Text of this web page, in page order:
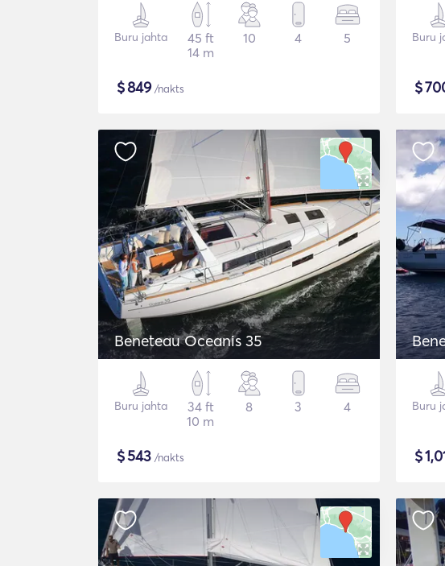
Buru jahta
45 ft
14 m
10 4 5
$849/nakts
Buru
$
Beneteau Oceanis 35
Buru jahta
34 ft
10 m
8 3 4
$543 /nakts
Buru
$